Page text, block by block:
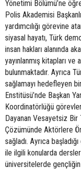
Yönetimi Bölümü’ne
Polis Akademisi
yardımcılığı görevine
siyasal hayatı, Türk
insan hakları alanında
yayınlanmış kitapları
bulunmaktadır. Ayrıca
sağlamayı hedefleyen
Enstitüsü’nde Başkan
Koordinatörlüğü
Dayanan Vesayetsiz Bir
Çözümünde Aktörlere
sağladı. Ayrıca
ile ilgili konularda dersler
üniversitelerde